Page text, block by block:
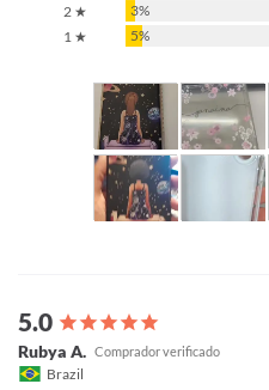
2 ★
3%
1 ★
5%
Rubya A.
Brazil